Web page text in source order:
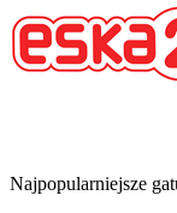
Najpopularniejsze